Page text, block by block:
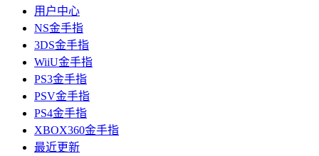
用户中心
NS金手指
3DS金手指
WiiU金手指
PS3金手指
PSV金手指
PS4金手指
XBOX360金手指
最近更新